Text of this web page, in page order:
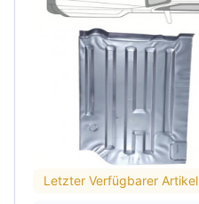
Letzter Verfügbarer Artikel